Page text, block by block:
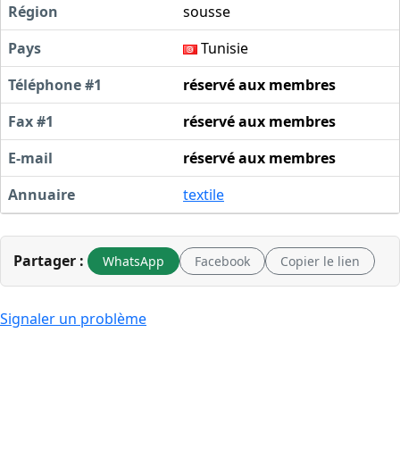
Région
sousse
Pays
Tunisie
Téléphone #1
réservé aux membres
Fax #1
réservé aux membres
E-mail
réservé aux membres
Annuaire
textile
Partager : WhatsApp Facebook Copier le lien
Signaler un problème